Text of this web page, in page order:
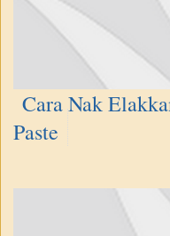
Cara Nak
Paste